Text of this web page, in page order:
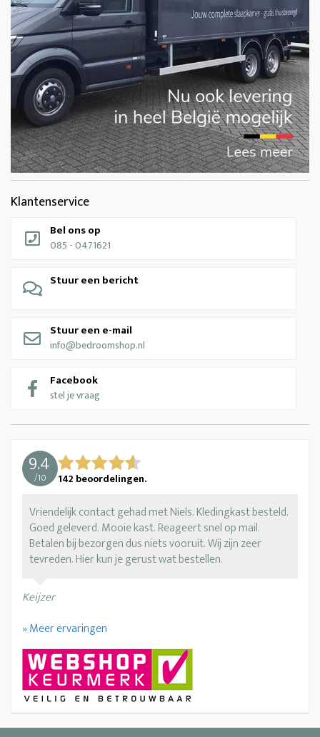
Klantenservice
Bel ons op
085 - 0471621
Stuur een bericht
Stuur een e-mail
info@bedroomshop.nl
Facebook
stel je vraag
9.4
/10 142 beoordelingen.
Vriendelijk contact gehad met Niels. Kledingkast besteld.
Goed geleverd. Mooie kast. Reageert snel op mail.
Betalen bij bezorgen dus niets vooruit. Wij zijn zeer
tevreden. Hier kun je gerust wat bestellen.
Keijzer
» Meer ervaringen